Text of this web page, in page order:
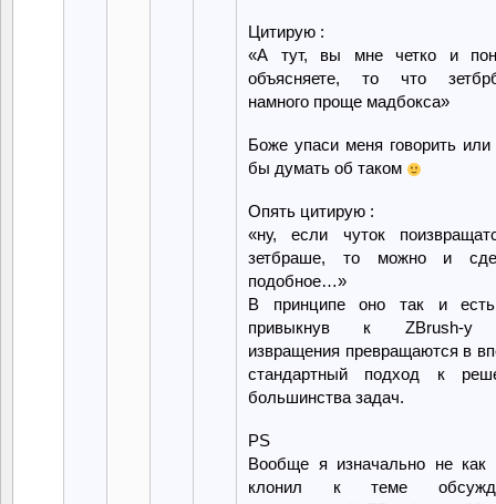
Цитирую :
«А тут, вы мне четко и
объясняете, то что
намного проще мадбокса»
Боже упаси меня говорить или
бы думать об таком
Опять цитирую :
«ну, если чуток
зетбраше, то можно и
подобное…»
В принципе оно так и
привыкнув к ZBrush-у
извращения превращаются в
стандартный подход к
большинства задач.
PS
Вообще я изначально не как
клонил к теме